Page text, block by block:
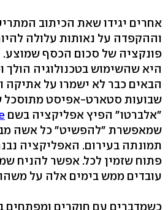
אחרים יגידו שאת הכיתוב
וההקפדה על נאותות עלולה
פונקציה של סכום הכסף
היא שהשימוש בטכנולוגיה
הבאים כבר לא ישמרו על אתיקה
שבועות סטארט-אפיסט מתוסכל
"אלברטו" הפיץ אפליקציה בשם
שמאפשרת "להפשיט" כל אשה
תמונתה בעירום. האפליקציה
פתוח שזמין לכל. אפשר להניח
עובדים ממש בימים אלה על משהו
כשמדברים עם חוקרים ומפתחים